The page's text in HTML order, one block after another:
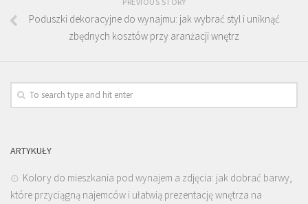
Poduszki dekoracyjne do wynajmu: jak wybrać styl i uniknąć
zbędnych kosztów przy aranżacji wnętrz
ARTYKUŁY
Kolory do mieszkania pod wynajem a zdjęcia: jak dobrać barwy,
które przyciągną najemców i ułatwią prezentację wnętrza na